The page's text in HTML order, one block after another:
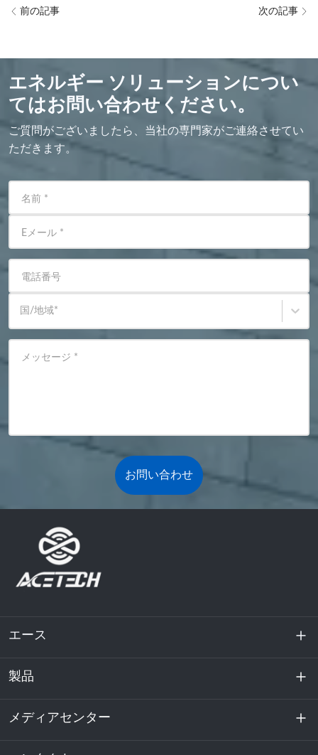
前の記事 次の記事
エネルギー ソリューションについ
てはお問い合わせください。
ご質問がございましたら、当社の専門家がご連絡させてい
ただきます。
名前 *
Eメール *
電話番号
国/地域*
メッセージ *
お問い合わせ
エース
私たちに関しては
持続可能性
製品
エネルギー貯蔵
メディアセンター